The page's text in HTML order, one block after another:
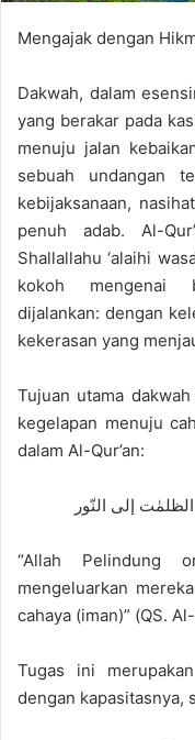
Mengajak dengan
Dakwah, dalam
yang berakar pada
menuju jalan
sebuah undangan
kebijaksanaan,
penuh adab. Al-
Shallallahu ‘alaihi
kokoh mengenai
dijalankan: dengan
kekerasan yang
Tujuan utama
kegelapan menuju
dalam Al-Qur’an:
“Allah Pelindung
mengeluarkan
cahaya (iman)” (QS.
Tugas ini
dengan kapasitasnya,